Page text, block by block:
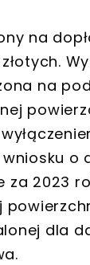
na
na
o
za 2023
dla